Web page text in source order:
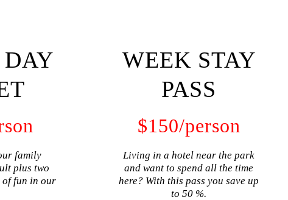
family
plus two
of fun in our
WEEK STAY
PASS
$150/person
Living in a hotel near the park
and want to spend all the time
here? With this pass you save up
to 50 %.